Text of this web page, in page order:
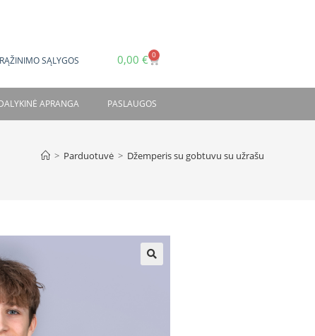
SĄLYGOS 0,00 € 0
APRANGA PASLAUGOS
> Parduotuvė > Džemperis su gobtuvu su užrašu